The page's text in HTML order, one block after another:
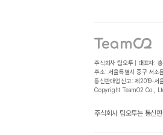
주식회사 팀오투 | 대표자:
주소: 서울특별시 중구 서소
통신판매업신고: 제2019-서
Copyright TeamO2 Co.,
주식회사 팀오투는 통신